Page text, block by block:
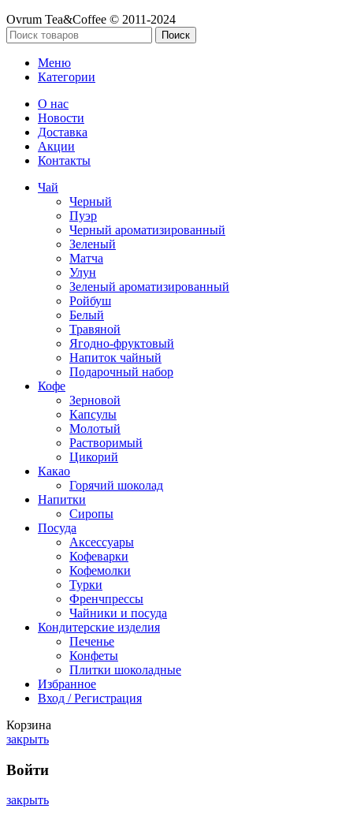
Ovrum Tea&Coffee © 2011-2024
Поиск
Меню
Категории
О нас
Новости
Доставка
Акции
Контакты
Чай
Черный
Пуэр
Черный ароматизированный
Зеленый
Матча
Улун
Зеленый ароматизированный
Ройбуш
Белый
Травяной
Ягодно-фруктовый
Напиток чайный
Подарочный набор
Кофе
Зерновой
Капсулы
Молотый
Растворимый
Цикорий
Какао
Горячий шоколад
Напитки
Сиропы
Посуда
Аксессуары
Кофеварки
Кофемолки
Турки
Френчпрессы
Чайники и посуда
Кондитерские изделия
Печенье
Конфеты
Плитки шоколадные
Избранное
Вход / Регистрация
Корзина
закрыть
Войти
закрыть